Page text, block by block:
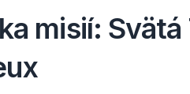
misií: Svätá